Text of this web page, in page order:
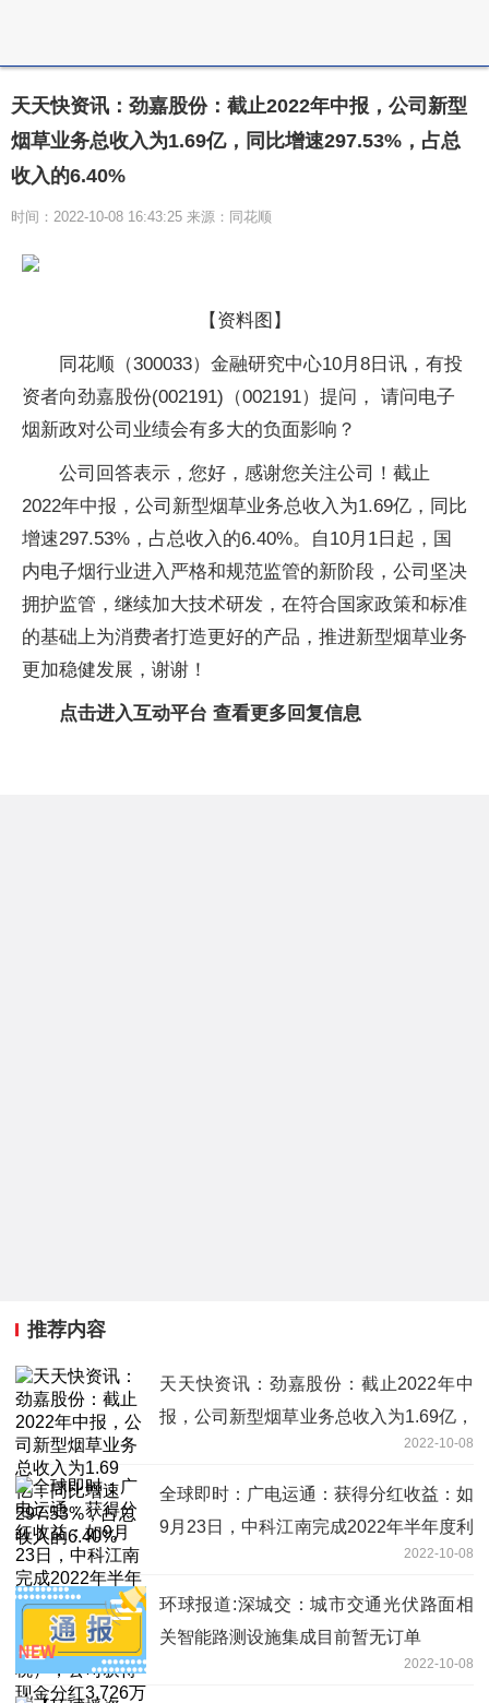
天天快资讯：劲嘉股份：截止2022年中报，公司新型
烟草业务总收入为1.69亿，同比增速297.53%，占总
收入的6.40%
时间：2022-10-08 16:43:25 来源：同花顺
【资料图】
同花顺（300033）金融研究中心10月8日讯，有投
资者向劲嘉股份(002191)（002191）提问， 请问电子
烟新政对公司业绩会有多大的负面影响？
公司回答表示，您好，感谢您关注公司！截止
2022年中报，公司新型烟草业务总收入为1.69亿，同比
增速297.53%，占总收入的6.40%。自10月1日起，国
内电子烟行业进入严格和规范监管的新阶段，公司坚决
拥护监管，继续加大技术研发，在符合国家政策和标准
的基础上为消费者打造更好的产品，推进新型烟草业务
更加稳健发展，谢谢！
点击进入互动平台 查看更多回复信息
推荐内容
天天快资讯：劲嘉股份：截止2022年中
报，公司新型烟草业务总收入为1.69亿，
同比增速297.53%，占总收入的6.40%
2022-10-08
全球即时：广电运通：获得分红收益：如
9月23日，中科江南完成2022年半年度利
润分配，每 10 股派发现金红利 10.00 元
（含税），公司获得现金分红3,726万元
2022-10-08
环球报道:深城交：城市交通光伏路面相
关智能路测设施集成目前暂无订单
2022-10-08